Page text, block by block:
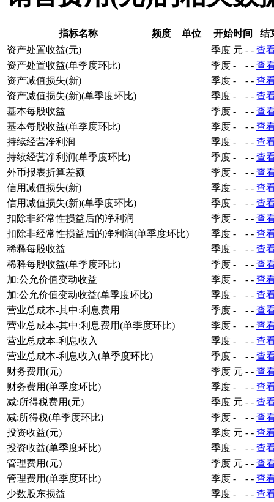
指标名称 频度 单位 开始时间
结
资产处置收益(元)
季度 元 - - 查
资产处置收益(单季度环比)
季度 - - - 查
资产减值损失(新)
季度 - - - 查
资产减值损失(新)(单季度环比)
季度 - - - 查
基本每股收益
季度 - - - 查
基本每股收益(单季度环比)
季度 - - - 查
持续经营净利润
季度 - - - 查
持续经营净利润(单季度环比)
季度 - - - 查
外币报表折算差额
季度 - - - 查
信用减值损失(新)
季度 - - - 查
信用减值损失(新)(单季度环比)
季度 - - - 查
扣除非经常性损益后的净利润
季度 - - - 查
扣除非经常性损益后的净利润(单季度环比)
季度 - - - 查
稀释每股收益
季度 - - - 查
稀释每股收益(单季度环比)
季度 - - - 查
加:公允价值变动收益
季度 - - - 查
加:公允价值变动收益(单季度环比)
季度 - - - 查
营业总成本-其中:利息费用
季度 - - - 查
营业总成本-其中:利息费用(单季度环比)
季度 - - - 查
营业总成本-利息收入
季度 - - - 查
营业总成本-利息收入(单季度环比)
季度 - - - 查
财务费用(元)
季度 元 - - 查
财务费用(单季度环比)
季度 - - - 查
减:所得税费用(元)
季度 元 - - 查
减:所得税(单季度环比)
季度 - - - 查
投资收益(元)
季度 元 - - 查
投资收益(单季度环比)
季度 - - - 查
管理费用(元)
季度 元 - - 查
管理费用(单季度环比)
季度 - - - 查
少数股东损益
季度 - - - 查